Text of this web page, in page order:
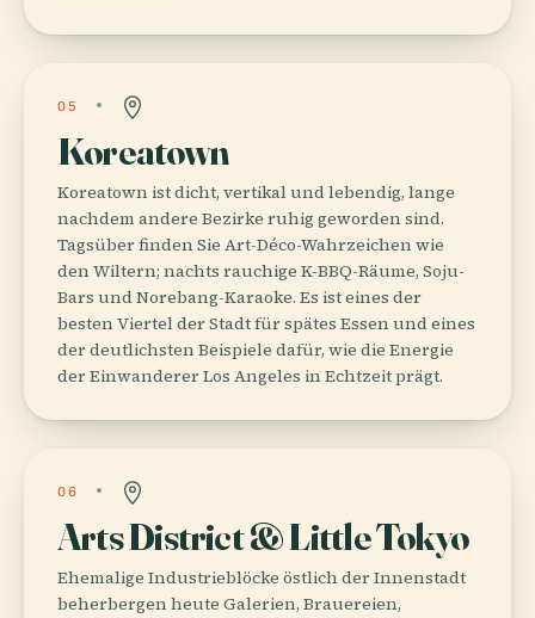
05
Koreatown
Koreatown ist dicht, vertikal und lebendig, lange
nachdem andere Bezirke ruhig geworden sind.
Tagsüber finden Sie Art-Déco-Wahrzeichen wie
den Wiltern; nachts rauchige K-BBQ-Räume, Soju-
Bars und Norebang-Karaoke. Es ist eines der
besten Viertel der Stadt für spätes Essen und eines
der deutlichsten Beispiele dafür, wie die Energie
der Einwanderer Los Angeles in Echtzeit prägt.
06
Arts District & Little Tokyo
Ehemalige Industrieblöcke östlich der Innenstadt
beherbergen heute Galerien, Brauereien,